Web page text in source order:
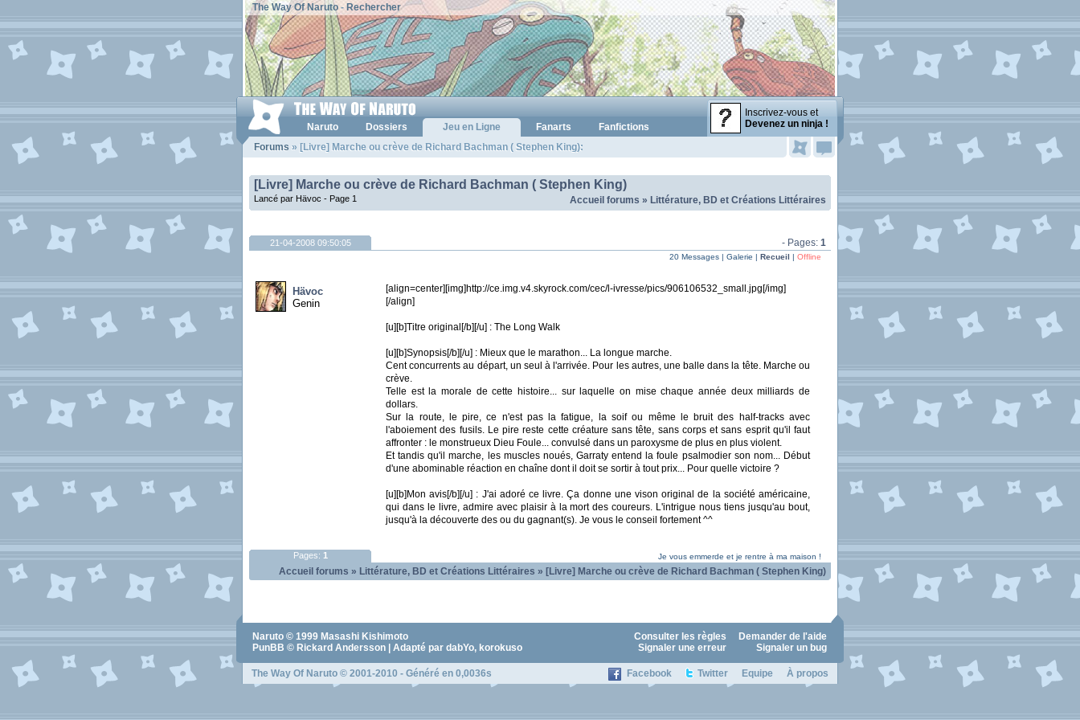
The Way Of Naruto- Rechercher
Inscrivez-vous et
Devenez un ninja !
Naruto Dossiers Jeu en Ligne Fanarts
Fanfictions
Forums » [Livre] Marche ou crève de Richard Bachman ( Stephen King):
[Livre] Marche ou crève de Richard Bachman ( Stephen King)
Accueil forums » Littérature, BD et Créations Littéraires
Lancé par Hävoc - Page 1
- Pages: 1
21-04-2008 09:50:05
Hävoc
Genin
20 Messages | Galerie | Recueil | Offline
[align=center][img]http://ce.img.v4.skyrock.com/cec/l-ivresse/pics/906106532_small.jpg[/img]
[/align]
[u][b]Titre original[/b][/u] : The Long Walk
[u][b]Synopsis[/b][/u] : Mieux que le marathon... La longue marche.
Cent concurrents au départ, un seul à l'arrivée. Pour les autres, une balle dans la tête. Marche ou
crève.
Telle est la morale de cette histoire... sur laquelle on mise chaque année deux milliards de
dollars.
Sur la route, le pire, ce n'est pas la fatigue, la soif ou même le bruit des half-tracks avec
l'aboiement des fusils. Le pire reste cette créature sans tête, sans corps et sans esprit qu'il faut
affronter : le monstrueux Dieu Foule... convulsé dans un paroxysme de plus en plus violent.
Et tandis qu'il marche, les muscles noués, Garraty entend la foule psalmodier son nom... Début
d'une abominable réaction en chaîne dont il doit se sortir à tout prix... Pour quelle victoire ?
[u][b]Mon avis[/b][/u] : J'ai adoré ce livre. Ça donne une vison original de la société américaine,
qui dans le livre, admire avec plaisir à la mort des coureurs. L'intrigue nous tiens jusqu'au bout,
jusqu'à la découverte des ou du gagnant(s). Je vous le conseil fortement ^^
Je vous emmerde et je rentre à ma maison !
Pages: 1
Accueil forums » Littérature, BD et Créations Littéraires » [Livre] Marche ou crève de Richard Bachman ( Stephen King)
Naruto © 1999 Masashi Kishimoto
PunBB © Rickard Andersson | Adapté par dabYo, korokuso
Demander de l'aide
Consulter les règles
Signaler un bug
Signaler une erreur
Facebook Twitter Equipe À propos
The Way Of Naruto © 2001-2010 - Généré en 0,0036s